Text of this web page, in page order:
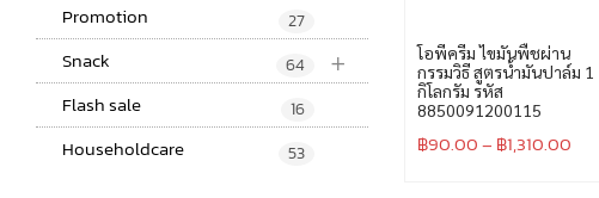
Promotion 27
+
Snack 64
Flash sale 16
Householdcare 53
โอพีครีม ไขมันพืชผ่าน
กรรมวิธี สูตรน้ำมันปาล์ม 1
กิโลกรัม รหัส
8850091200115
฿90.00– ฿1,310.00